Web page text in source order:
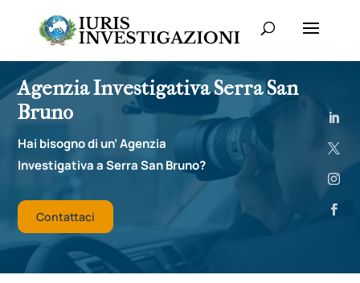
Agenzia Investigativa Serra San
Bruno
Hai bisogno di un’ Agenzia
Investigativa a Serra San Bruno?
Contattaci